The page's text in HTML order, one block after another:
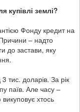
купівлі землі?
Фонду кредит на
– надто
до застави, яку
тис. доларів. За рік
паїв. Але часу –
хтось